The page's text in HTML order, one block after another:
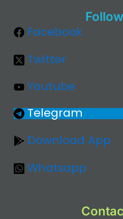
Facebook
Twitter
Youtube
Telegram
Download App
Whatsapp